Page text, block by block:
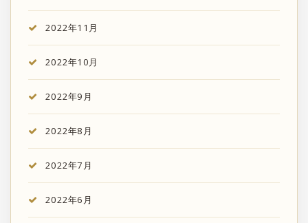
2022年11月
2022年10月
2022年9月
2022年8月
2022年7月
2022年6月